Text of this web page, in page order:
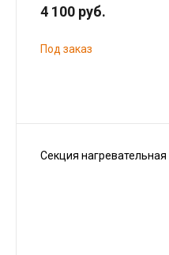
4 100 руб.
Под заказ
Секция нагревательная